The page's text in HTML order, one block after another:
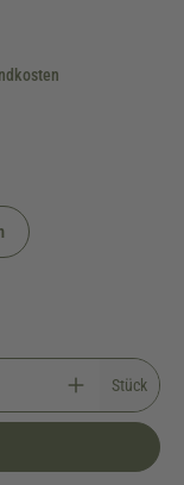
Stück